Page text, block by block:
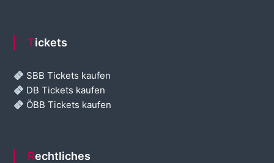
Tickets
SBB Tickets kaufen
DB Tickets kaufen
ÖBB Tickets kaufen
Rechtliches